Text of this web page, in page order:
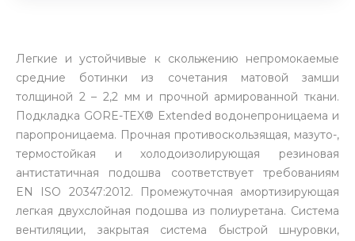
Легкие и устойчивые к скольжению непромокаемые
средние ботинки из сочетания матовой замши
толщиной 2 – 2,2 мм и прочной армированной ткани.
Подкладка GORE-TEX® Extended водонепроницаема и
паропроницаема. Прочная противоскользящая, мазуто-,
термостойкая и холодоизолирующая резиновая
антистатичная подошва соответствует требованиям
EN ISO 20347:2012. Промежуточная амортизирующая
легкая двухслойная подошва из полиуретана. Система
вентиляции, закрытая система быстрой шнуровки,